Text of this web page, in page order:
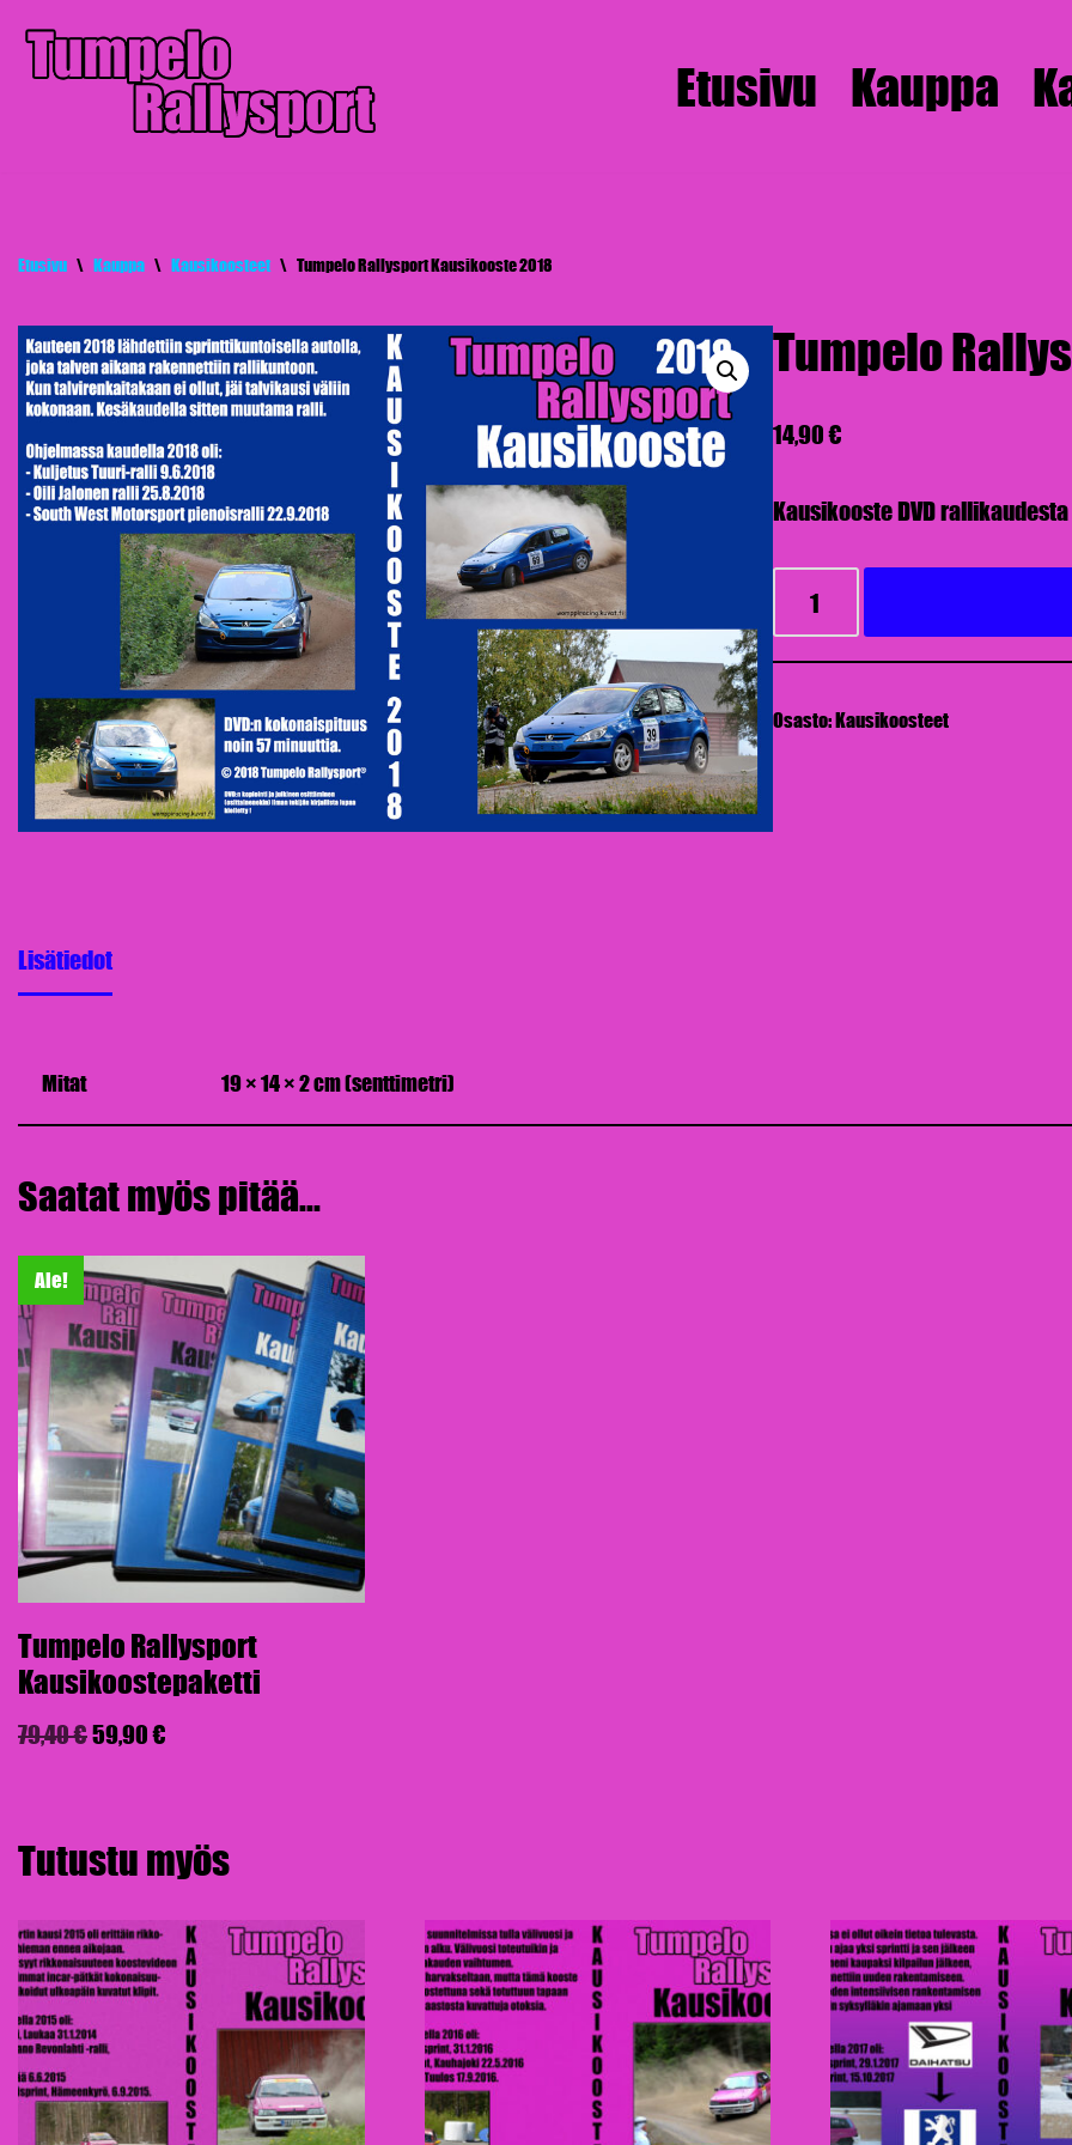
Siirry
Etusivu Kauppa
Etusivu \ Kauppa \ Kausikoosteet \ Tumpelo Rallysport Kausikooste 2018
Tumpelo
14,90€
Kausikooste DVD
Osasto:Kausikoosteet
Lisätiedot
Mitat 19 × 14 × 2 cm (senttimetri)
Saatat myös pitää...
Ale!
Tumpelo Rallysport
Kausikoostepaketti
79,40€59,90€
Tutustu myös